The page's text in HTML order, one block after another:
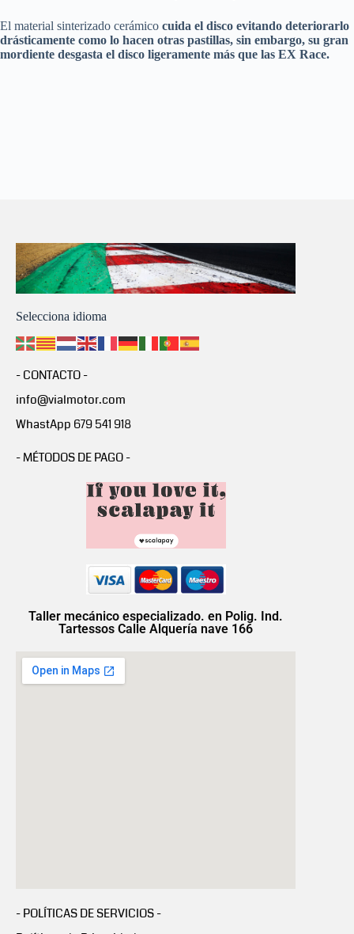
El material sinterizado cerámico cuida el disco evitando deteriorarlo
drásticamente como lo hacen otras pastillas, sin embargo, su gran
mordiente desgasta el disco ligeramente más que las EX Race.
Selecciona idioma
- CONTACTO -
info@vialmotor.com
WhastApp 679 541 918
- MÉTODOS DE PAGO -
Taller mecánico especializado. en Polig. Ind.
Tartessos Calle Alquería nave 166
- POLÍTICAS DE SERVICIOS -